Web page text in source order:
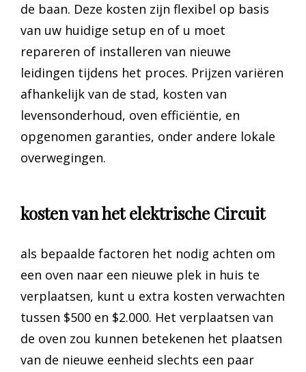
de baan. Deze kosten zijn flexibel op basis
van uw huidige setup en of u moet
repareren of installeren van nieuwe
leidingen tijdens het proces. Prijzen variëren
afhankelijk van de stad, kosten van
levensonderhoud, oven efficiëntie, en
opgenomen garanties, onder andere lokale
overwegingen.
kosten van het elektrische Circuit
als bepaalde factoren het nodig achten om
een oven naar een nieuwe plek in huis te
verplaatsen, kunt u extra kosten verwachten
tussen $500 en $2.000. Het verplaatsen van
de oven zou kunnen betekenen het plaatsen
van de nieuwe eenheid slechts een paar